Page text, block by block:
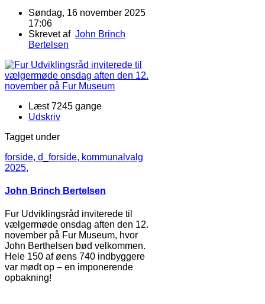
Søndag, 16 november 2025
17:06
Skrevet af John Brinch
Bertelsen
Læst 7245 gange
Udskriv
Tagget under
forside, d_forside, kommunalvalg
2025,
John Brinch Bertelsen
Fur Udviklingsråd inviterede til
vælgermøde onsdag aften den 12.
november på Fur Museum, hvor
John Berthelsen bød velkommen.
Hele 150 af øens 740 indbyggere
var mødt op – en imponerende
opbakning!